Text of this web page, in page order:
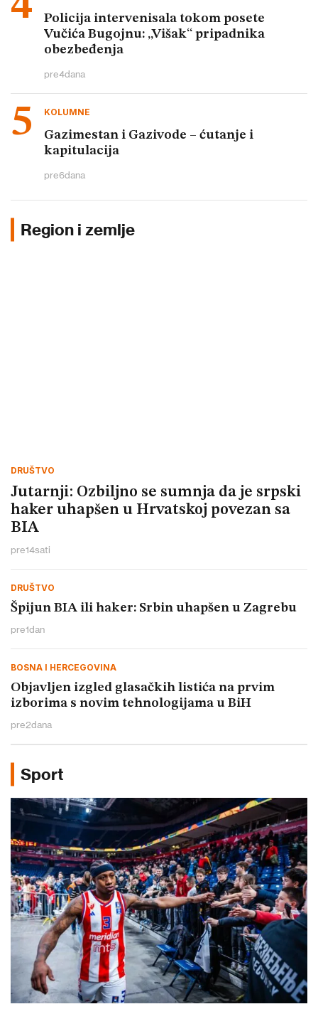
Policija intervenisala tokom posete
Vučića Bugojnu: „Višak“ pripadnika
obezbeđenja
pre4dana
KOLUMNE
Gazimestan i Gazivode – ćutanje i
kapitulacija
pre6dana
Region i zemlje
DRUŠTVO
Jutarnji: Ozbiljno se sumnja da je srpski
haker uhapšen u Hrvatskoj povezan sa
BIA
pre14sati
DRUŠTVO
Špijun BIA ili haker: Srbin uhapšen u Zagrebu
pre1dan
BOSNA I HERCEGOVINA
Objavljen izgled glasačkih listića na prvim
izborima s novim tehnologijama u BiH
pre2dana
Sport